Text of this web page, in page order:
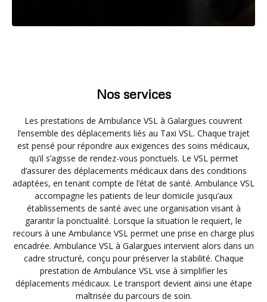
Nos services
Les prestations de Ambulance VSL à Galargues couvrent
l’ensemble des déplacements liés au Taxi VSL. Chaque trajet
est pensé pour répondre aux exigences des soins médicaux,
qu’il s’agisse de rendez-vous ponctuels. Le VSL permet
d’assurer des déplacements médicaux dans des conditions
adaptées, en tenant compte de l’état de santé. Ambulance VSL
accompagne les patients de leur domicile jusqu’aux
établissements de santé avec une organisation visant à
garantir la ponctualité. Lorsque la situation le requiert, le
recours à une Ambulance VSL permet une prise en charge plus
encadrée. Ambulance VSL à Galargues intervient alors dans un
cadre structuré, conçu pour préserver la stabilité. Chaque
prestation de Ambulance VSL vise à simplifier les
déplacements médicaux. Le transport devient ainsi une étape
maîtrisée du parcours de soin.